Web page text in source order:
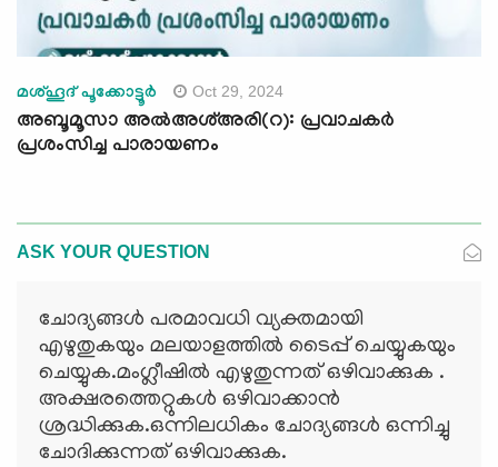
മശ്ഹൂദ് പൂക്കോട്ടൂർ Oct 29, 2024
അബൂമൂസാ അൽഅശ്അരി(റ): പ്രവാചകര്‍
പ്രശംസിച്ച പാരായണം
ASK YOUR QUESTION
ചോദ്യങ്ങള്‍ പരമാവധി വ്യക്തമായി
എഴുതുകയും മലയാളത്തില്‍ ടൈപ്പ് ചെയ്യുകയും
ചെയ്യുക.മംഗ്ലീഷില്‍ എഴുതുന്നത് ഒഴിവാക്കുക .
അക്ഷരത്തെറ്റുകള്‍ ഒഴിവാക്കാന്‍
ശ്രദ്ധിക്കുക.ഒന്നിലധികം ചോദ്യങ്ങള്‍ ഒന്നിച്ചു
ചോദിക്കുന്നത് ഒഴിവാക്കുക.